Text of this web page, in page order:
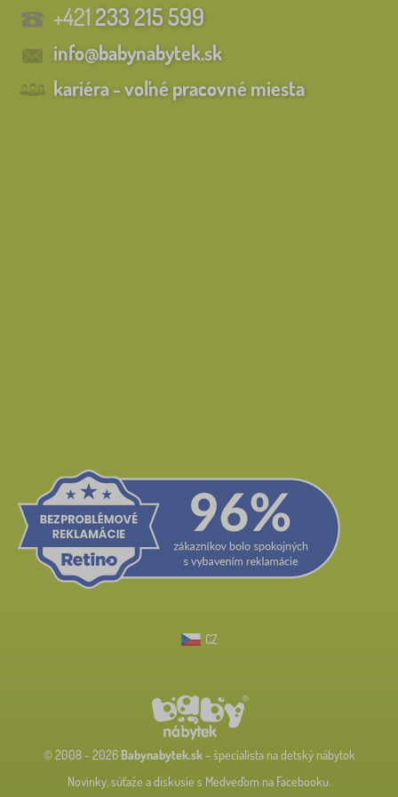
+421233 215 599
info@babynabytek.sk
kariéra - voľné pracovné miesta
CZ
© 2008 - 2026 Babynabytek.sk– špecialista na detský nábytok
Novinky, súťaže a diskusie s Medveďom na Facebooku.